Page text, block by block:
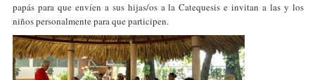
papás para que envíen a sus hijas/os a la Catequesis e invitan a las y los
niños personalmente para que participen.